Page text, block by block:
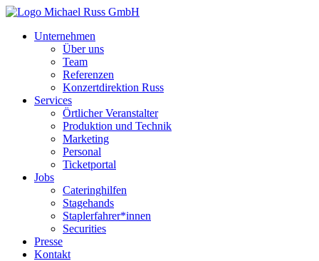
Unternehmen
Über uns
Team
Referenzen
Konzertdirektion Russ
Services
Örtlicher Veranstalter
Produktion und Technik
Marketing
Personal
Ticketportal
Jobs
Cateringhilfen
Stagehands
Staplerfahrer*innen
Securities
Presse
Kontakt